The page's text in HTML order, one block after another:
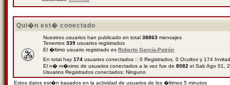
Qui�n est� conectado
Nuestros usuarios han publicado en total 38863 mensajes
Tenemos 339 usuarios registrados
El �ltimo usuario registrado es Roberto García-Patrón
En total hay 174 usuarios conectados :: 0 Registrados, 0 Ocultos y 174
El n� m�ximo de usuarios conectados a la vez fue de 8082 el Sab Ago 01,
Usuarios Registrados conectados: Ninguno
Estos datos est�n basados en la actividad de usuarios de los �ltimos 5 minutos